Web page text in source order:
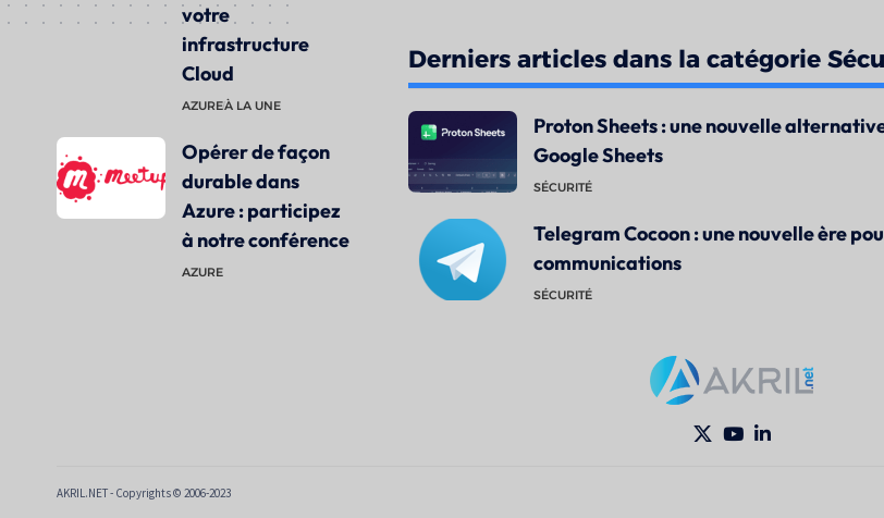
votre
infrastructure
Cloud
AZUREÀ LA UNE
Opérer de façon
durable dans
Azure : participez
à notre conférence
AZURE
Derniers articles dans la catégorie
Proton Sheets : une nouvelle
Google Sheets
SÉCURITÉ
Telegram Cocoon : une nouvelle ère
communications
SÉCURITÉ
AKRIL.NET - Copyrights © 2006-2023